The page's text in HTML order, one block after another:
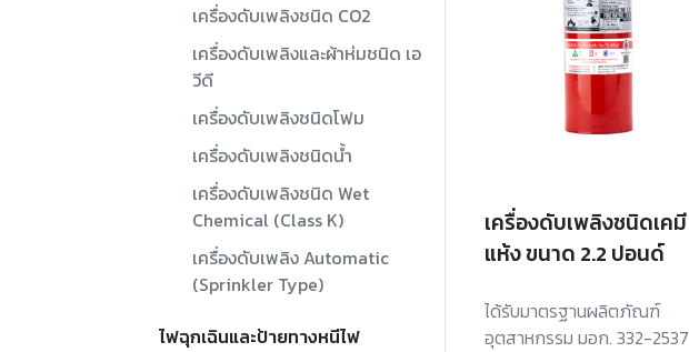
เครื่องดับเพลิงชนิด CO2
เครื่องดับเพลิงและผ้าห่มชนิด เอ
วีดี
เครื่องดับเพลิงชนิดโฟม
เครื่องดับเพลิงชนิดน้ำ
เครื่องดับเพลิงชนิด Wet
Chemical (Class K)
เครื่องดับเพลิง Automatic
(Sprinkler Type)
ไฟฉุกเฉินและป้ายทางหนีไฟ
เครื่องดับเพลิงชนิดเคมี
แห้ง ขนาด 2.2 ปอนด์
ได้รับมาตรฐานผลิตภัณฑ์
อุตสาหกรรม มอก. 332-2537